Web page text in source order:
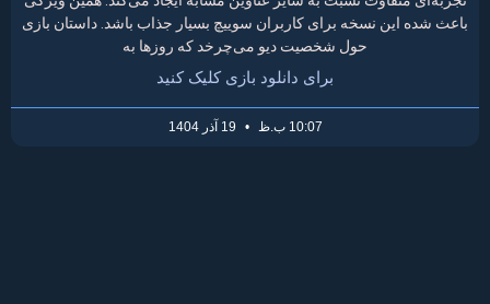
باعث شده این نسخه برای کاربران سوییچ بسیار جذاب باشد. داستان بازی
حول شخصیت دیو می‌چرخد که روزها به
برای دانلود بازی کلیک کنید
10:07 ب.ظ